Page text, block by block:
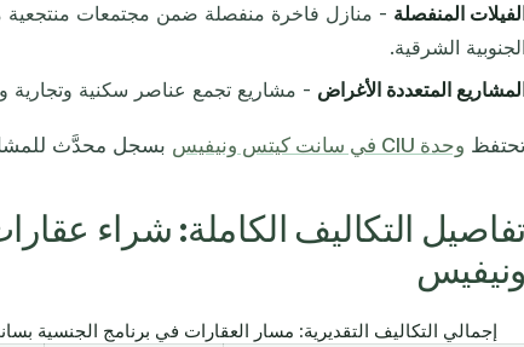
المنفصلة - منازل فاخرة منفصلة ضمن مجتمعات منتجعية
الجنوبية الشرقية.
المتعددة الأغراض - مشاريع تجمع عناصر سكنية وتجارية
وحدة CIU في سانت كيتس ونيفيس بسجل محدَّث
التكاليف الكاملة: شراء
ونيفيس
إجمالي التكاليف التقديرية: مسار العقارات في برنامج الجنسية